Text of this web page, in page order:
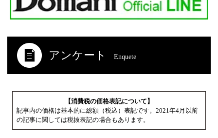
アンケート Enquete
【消費税の価格表記について】
記事内の価格は基本的に総額（税込）表記です。2021年4月以前
の記事に関しては税抜表記の場合もあります。